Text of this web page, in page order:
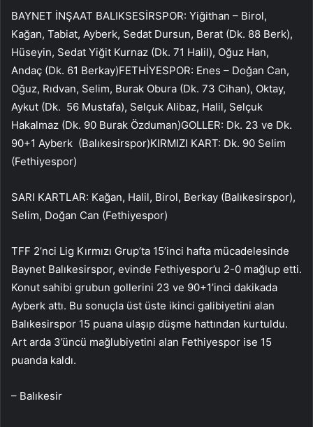
BAYNET İNŞAAT BALIKSESİRSPOR: Yiğithan – Birol,
Kağan, Tabiat, Ayberk, Sedat Dursun, Berat (Dk. 88 Berk),
Hüseyin, Sedat Yiğit Kurnaz (Dk. 71 Halil), Oğuz Han,
Andaç (Dk. 61 Berkay)FETHİYESPOR: Enes – Doğan Can,
Oğuz, Rıdvan, Selim, Burak Obura (Dk. 73 Cihan), Oktay,
Aykut (Dk. 56 Mustafa), Selçuk Alibaz, Halil, Selçuk
Hakalmaz (Dk. 90 Burak Özduman)GOLLER: Dk. 23 ve Dk.
90+1 Ayberk (Balıkesirspor)KIRMIZI KART: Dk. 90 Selim
(Fethiyespor)
SARI KARTLAR: Kağan, Halil, Birol, Berkay (Balıkesirspor),
Selim, Doğan Can (Fethiyespor)
TFF 2’nci Lig Kırmızı Grup’ta 15’inci hafta mücadelesinde
Baynet Balıkesirspor, evinde Fethiyespor’u 2-0 mağlup etti.
Konut sahibi grubun gollerini 23 ve 90+1’inci dakikada
Ayberk attı. Bu sonuçla üst üste ikinci galibiyetini alan
Balıkesirspor 15 puana ulaşıp düşme hattından kurtuldu.
Art arda 3’üncü mağlubiyetini alan Fethiyespor ise 15
puanda kaldı.
– Balıkesir